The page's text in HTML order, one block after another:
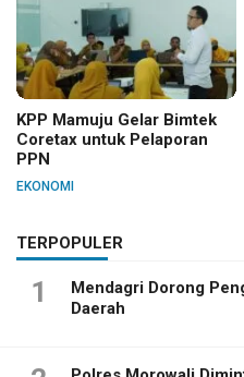
KPP Mamuju Gelar Bimtek
Coretax untuk Pelaporan
PPN
EKONOMI
TERPOPULER
1
Mendagri Dorong
Daerah